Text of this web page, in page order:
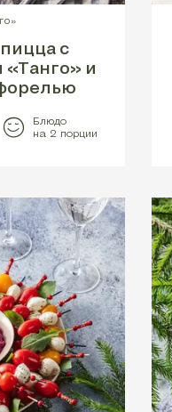
с
и
Блюдо
на 2 порции